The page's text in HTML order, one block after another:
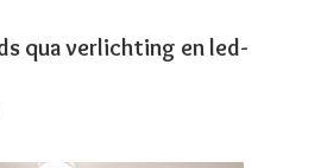
qua verlichting en led-